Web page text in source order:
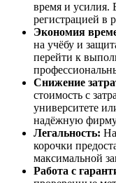
время и усилия.
регистрацией в
Экономия
на учёбу и
перейти к
Снижение
стоимость с
университете
надёжную фирму
Легальность:
корочки
максимальной
Работа с